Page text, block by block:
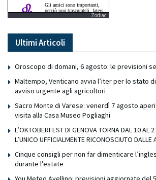
Zodiac
Ultimi Articoli
Oroscopo di domani, 6 agosto: le previsioni
Maltempo, Venticano avvia l’iter per lo stato
avviso urgente agli agricoltori
Sacro Monte di Varese: venerdì 7 agosto
visita alla Casa Museo Pogliaghi
L’OKTOBERFEST DI GENOVA TORNA DAL 10 AL
L’UNICO UFFICIALMENTE RICONOSCIUTO DALLE
Cinque consigli per non far dimenticare
durante l’estate